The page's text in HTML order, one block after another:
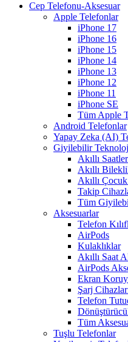
Cep Telefonu-Aksesuar
Apple Telefonlar
iPhone 17
iPhone 16
iPhone 15
iPhone 14
iPhone 13
iPhone 12
iPhone 11
iPhone SE
Tüm Apple
Android Telefonlar
Yapay Zeka (AI)
Giyilebilir
Akıllı Saatler
Akıllı
Akıllı
Takip
Tüm
Aksesuarlar
Telefon
AirPods
Kulaklıklar
Akıllı Saat
AirPods
Ekran
Şarj
Telefon
Tüm
Tuşlu Telefonlar